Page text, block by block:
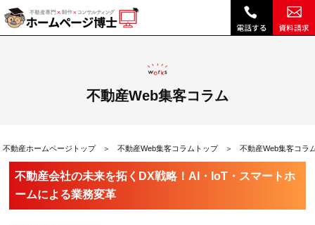
不動産会社の未来を拓くDX戦略！AI・IoT・スマートホームによる業務変革|不動産Web集客コラム｜不動産ホームページ制作、不動産SEOは博士ドットコム
不動産Web集客コラム
不動産ホームページトップ 不動産Web集客コラムトップ 不動産Web集客コラ
不動産会社の未来を拓くDX戦略！AI・IoT・スマートホ
ームによる業務変革